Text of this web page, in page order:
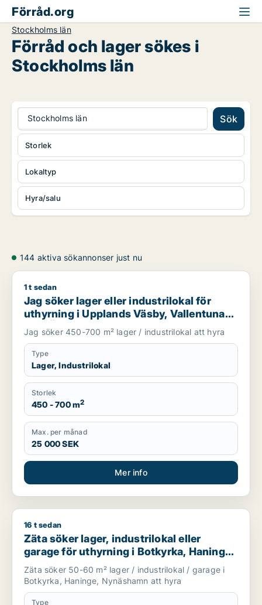
Förråd.org
Stockholms län
Förråd och lager sökes i
Stockholms län
Stockholms län Sök
Lokaltyp
Hyra/salu
Storlek
144 aktiva sökannonser just nu
Jag söker lager eller industrilokal för uthyrning i Upplands
1 t sedan
Jag söker lager eller industrilokal för
uthyrning i Upplands Väsby, Vallentuna
eller Österåker m.fl.
Jag söker 450-700 m² lager / industrilokal att hyra
Type
Lager, Industrilokal
Storlek
450 - 700 m2
Max. per månad
25 000 SEK
Mer info
Zäta söker lager, industrilokal eller garage för uthyrning i
16 t sedan
Zäta söker lager, industrilokal eller
garage för uthyrning i Botkyrka, Haninge
eller Nynäshamn
Zäta söker 50-60 m² lager / industrilokal / garage i
Botkyrka, Haninge, Nynäshamn att hyra
Type